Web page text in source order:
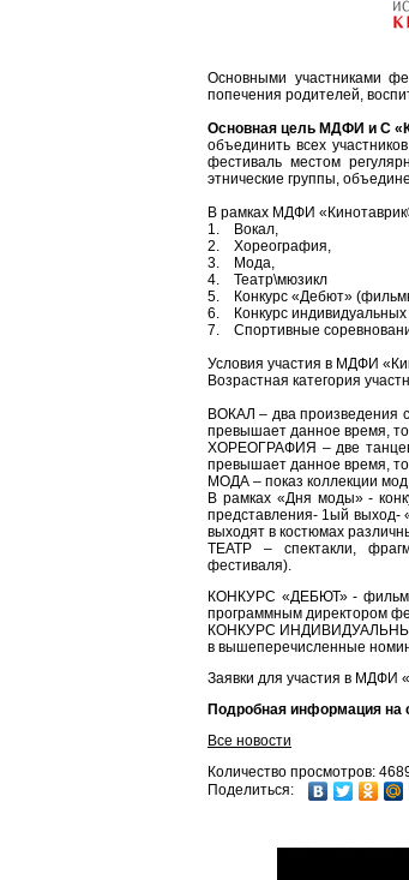
Основными участниками
попечения родителей,
Основная цель МДФИ и С
объединить всех
фестиваль местом
этнические группы,
В рамках МДФИ
1. Вокал,
2. Хореография,
3. Мода,
4. Театр\мюзикл
5. Конкурс «Дебют»
6. Конкурс индивидуальных
7. Спортивные
Условия участия в МДФИ
Возрастная категория
ВОКАЛ – два произведения
превышает данное время,
ХОРЕОГРАФИЯ – две
превышает данное время,
МОДА – показ коллекции
В рамках «Дня моды» -
представления- 1ый выход-
выходят в костюмах
ТЕАТР – спектакли,
фестиваля).
КОНКУРС «ДЕБЮТ» - фильмы
программным директором
КОНКУРС ИНДИВИДУАЛЬНЫХ
в вышеперечисленные
Заявки для участия в МДФИ
Подробная информация на
Все новости
Количество просмотров:
Поделиться: